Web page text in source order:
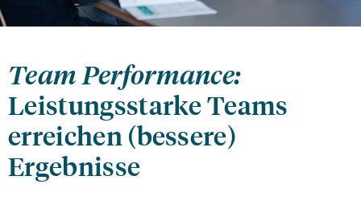
Team Performance:
Leistungsstarke Teams
erreichen (bessere)
Ergebnisse